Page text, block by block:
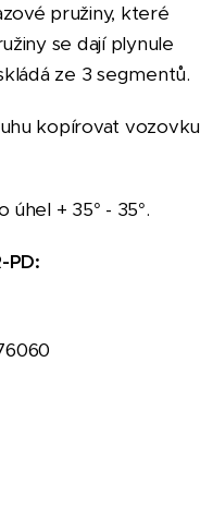
pružiny, které
se dají plynule
ze 3 segmentů.
kopírovat vozovku
+ 35° - 35°.
PD: